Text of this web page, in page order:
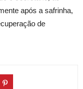
após a safrinha,
de